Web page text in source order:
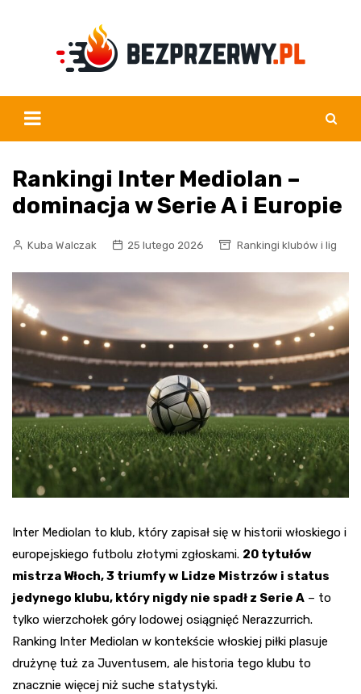
Rankingi Inter Mediolan –
dominacja w Serie A i Europie
Kuba Walczak 25 lutego 2026 Rankingi klubów i lig
Inter Mediolan to klub, który zapisał się w historii włoskiego i
europejskiego futbolu złotymi zgłoskami. 20 tytułów
mistrza Włoch, 3 triumfy w Lidze Mistrzów i status
jedynego klubu, który nigdy nie spadł z Serie A – to
tylko wierzchołek góry lodowej osiągnięć Nerazzurrich.
Ranking Inter Mediolan w kontekście włoskiej piłki plasuje
drużynę tuż za Juventusem, ale historia tego klubu to
znacznie więcej niż suche statystyki.